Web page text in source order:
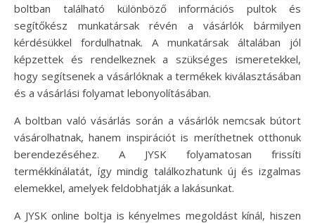
boltban található különböző információs pultok és
segítőkész munkatársak révén a vásárlók bármilyen
kérdésükkel fordulhatnak. A munkatársak általában jól
képzettek és rendelkeznek a szükséges ismeretekkel,
hogy segítsenek a vásárlóknak a termékek kiválasztásában
és a vásárlási folyamat lebonyolításában.
A boltban való vásárlás során a vásárlók nemcsak bútort
vásárolhatnak, hanem inspirációt is meríthetnek otthonuk
berendezéséhez. A JYSK folyamatosan frissíti
termékkínálatát, így mindig találkozhatunk új és izgalmas
elemekkel, amelyek feldobhatják a lakásunkat.
A JYSK online boltja is kényelmes megoldást kínál, hiszen